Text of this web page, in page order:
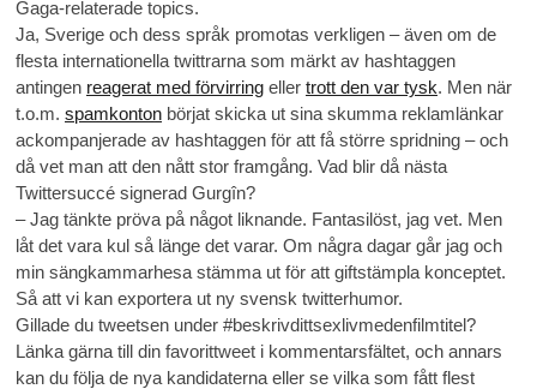
Gaga-relaterade topics.
Ja, Sverige och dess språk promotas verkligen – även om de
flesta internationella twittrarna som märkt av hashtaggen
antingen reagerat med förvirring eller trott den var tysk. Men när
t.o.m. spamkonton börjat skicka ut sina skumma reklamlänkar
ackompanjerade av hashtaggen för att få större spridning – och
då vet man att den nått stor framgång. Vad blir då nästa
Twittersuccé signerad Gurgîn?
– Jag tänkte pröva på något liknande. Fantasilöst, jag vet. Men
låt det vara kul så länge det varar. Om några dagar går jag och
min sängkammarhesa stämma ut för att giftstämpla konceptet.
Så att vi kan exportera ut ny svensk twitterhumor.
Gillade du tweetsen under #beskrivdittsexlivmedenfilmtitel?
Länka gärna till din favorittweet i kommentarsfältet, och annars
kan du följa de nya kandidaterna eller se vilka som fått flest